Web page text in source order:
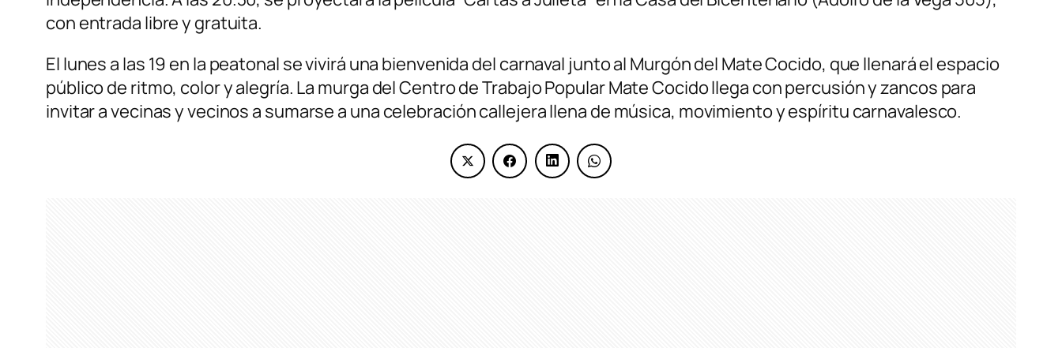
con entrada libre y gratuita.
El lunes a las 19 en la peatonal se vivirá una bienvenida del carnaval junto al Murgón del Mate Cocido, que llenará el espacio
público de ritmo, color y alegría. La murga del Centro de Trabajo Popular Mate Cocido llega con percusión y zancos para
invitar a vecinas y vecinos a sumarse a una celebración callejera llena de música, movimiento y espíritu carnavalesco.